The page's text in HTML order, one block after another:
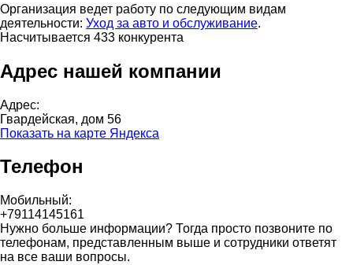
Организация ведет работу по следующим видам
деятельности: Уход за авто и обслуживание.
Насчитывается 433 конкурента
Адрес нашей компании
Адрес:
Гвардейская, дом 56
Показать на карте Яндекса
Телефон
Мобильный:
+79114145161
Нужно больше информации? Тогда просто позвоните по
телефонам, представленным выше и сотрудники ответят
на все ваши вопросы.